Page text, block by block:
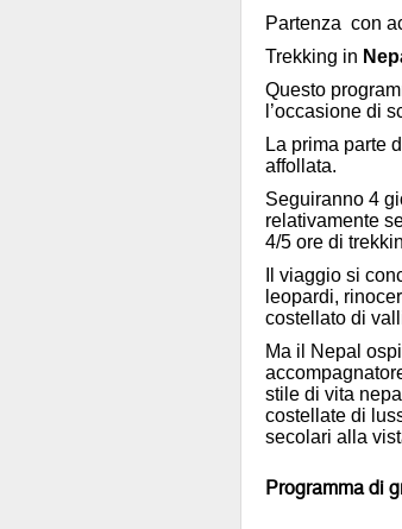
Partenza con
Trekking in
Questo
l’occasione di
La prima parte
affollata.
Seguiranno 4
relativamente
4/5 ore di
Il viaggio si
leopardi,
costellato di
Ma il Nepal
stile di vita
costellate di
secolari alla
Programma di